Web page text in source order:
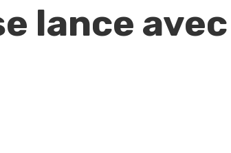
lance avec